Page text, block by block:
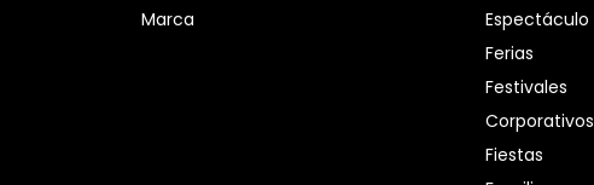
Marca
Espectáculo
Ferias
Festivales
Corporativos
Fiestas